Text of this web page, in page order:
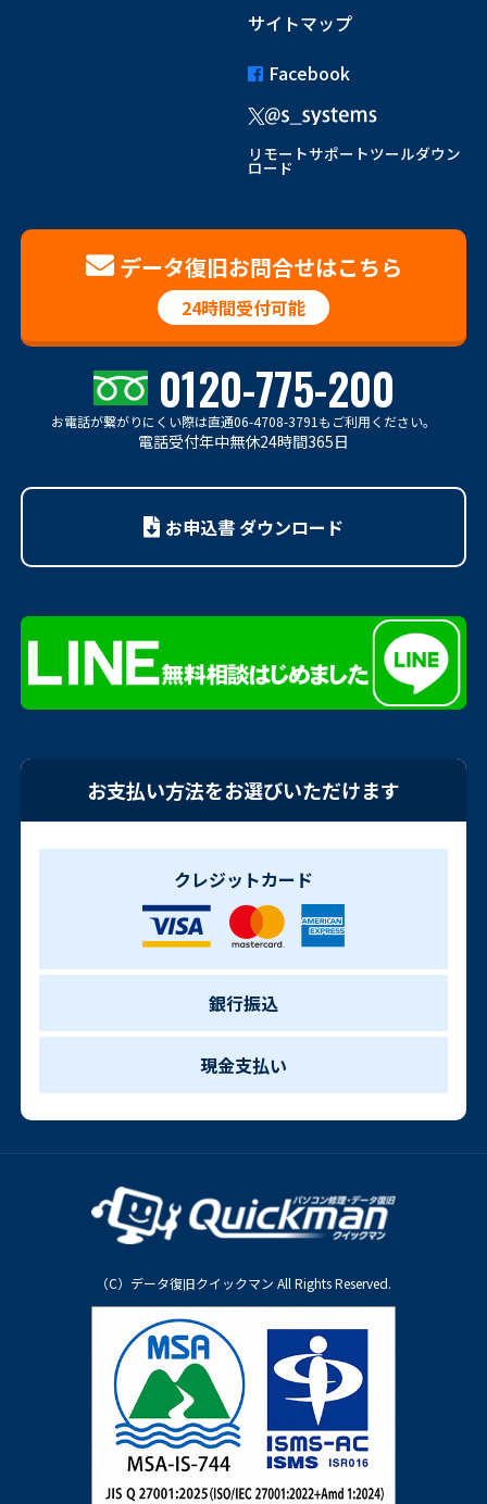
サイトマップ
Facebook
リモートサポートツールダウン
ロード
データ復旧お問合せはこちら
24時間受付可能
0120-775-200
お電話が繋がりにくい際は直通06-4708-3791もご利用ください。
電話受付年中無休24時間365日
お申込書 ダウンロード
お支払い方法をお選びいただけます
クレジットカード
銀行振込
現金支払い
（C）データ復旧クイックマン All Rights Reserved.